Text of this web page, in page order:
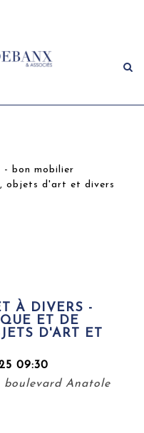
À DIVERS -
ET DE
D'ART ET
09:30
boulevard Anatole